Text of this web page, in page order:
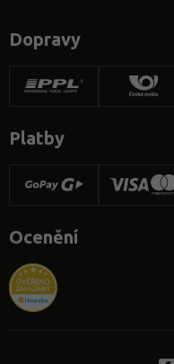
Dopravy
Platby
Ocenění